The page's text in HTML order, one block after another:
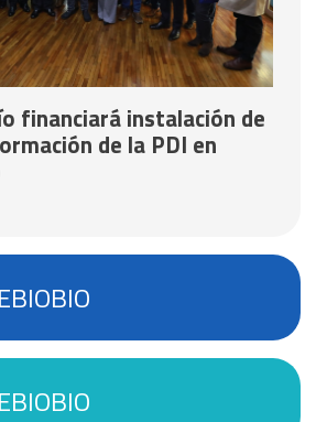
financiará instalación de
de la PDI en